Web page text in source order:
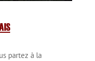
partez à la